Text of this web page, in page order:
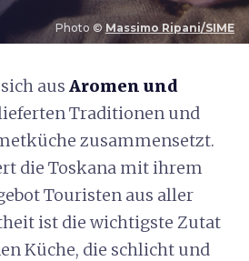
Photo © Massimo Ripani/SIME
aus Aromen und
Traditionen und
zusammensetzt.
die Toskana mit ihrem
Touristen aus aller
ist die wichtigste Zutat
Küche, die schlicht und